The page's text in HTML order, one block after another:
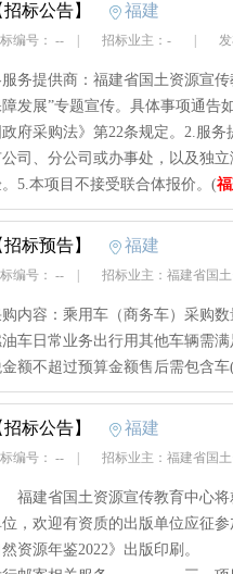
招标公告】 福建
编号： -- 招标业主：- 发
务提供商：福建省国土资源宣
发展”专题宣传。具体事项通告
政府采购法》第22条规定。2.服
司、分公司或办事处，以及独
5.本项目不接受联合体报价。(
招标预告】 福建
编号： -- 招标业主：福建省国
内容：乘用车（商务车）采购
车日常业务出行用其他车辆需
额不超过预算金额售后需包含车
招标公告】 福建
编号： -- 招标业主：福建省国
建省国土资源宣传教育中心将
位，欢迎有资质的出版单位应
然资源年鉴2022》出版印刷